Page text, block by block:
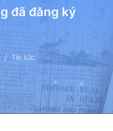
đã đăng ký
Tin tức